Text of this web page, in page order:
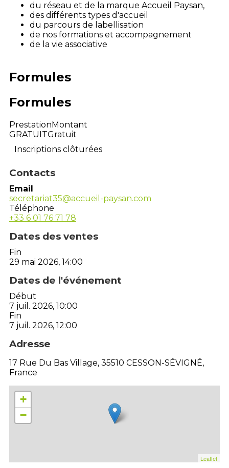
du réseau et de la marque Accueil Paysan,
des différents types d'accueil
du parcours de labellisation
de nos formations et accompagnement
de la vie associative
Formules
Formules
PrestationMontant
GRATUITGratuit
Inscriptions clôturées
Contacts
Email
secretariat35@accueil-paysan.com
Téléphone
+33 6 01 76 71 78
Dates des ventes
Fin
29 mai 2026, 14:00
Dates de l'événement
Début
7 juil. 2026, 10:00
Fin
7 juil. 2026, 12:00
Adresse
17 Rue Du Bas Village, 35510 CESSON-SÉVIGNÉ,
France
+
−
Leaflet